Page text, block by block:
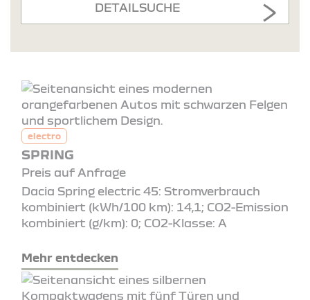
DETAILSUCHE
electro
SPRING
Preis auf Anfrage
Dacia Spring electric 45: Stromverbrauch
kombiniert (kWh/100 km): 14,1; CO2-Emission
kombiniert (g/km): 0; CO2-Klasse: A
Mehr entdecken